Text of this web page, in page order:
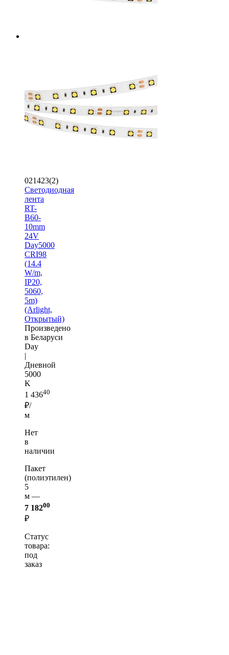
021423(2)
Светодиодная
лента
RT-
B60-
10mm
24V
Day5000
CRI98
(14.4
W/m,
IP20,
5060,
5m)
(Arlight,
Открытый)
Произведено
в Беларуси
Day
|
Дневной
5000
K
1 43640
₽/
м
Нет
в
наличии
Пакет
(полиэтилен)
5
м —
7 18200
₽
Статус
товара:
под
заказ